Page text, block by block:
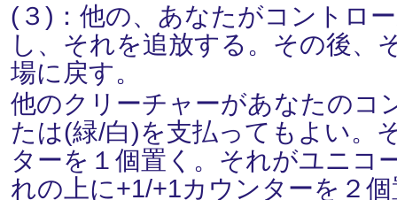
(３)：他の、あなたがコントロ
し、それを追放する。その後、
場に戻す。
他のクリーチャーがあなたのコ
たは(緑/白)を支払ってもよい。
ターを１個置く。それがユニコ
れの上に+1/+1カウンターを２